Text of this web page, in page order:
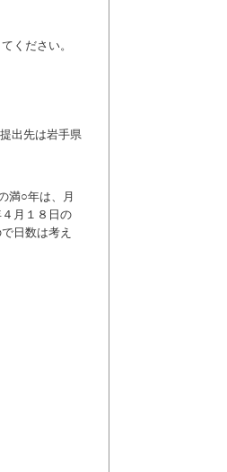
ください。
出先は岩手県
満○年は、月
月１８日の
日数は考え